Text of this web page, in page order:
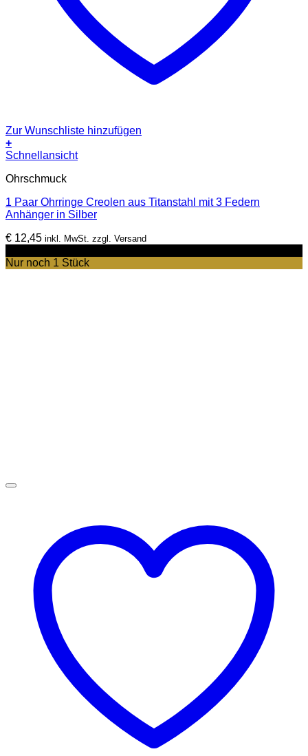
Zur Wunschliste hinzufügen
+
Schnellansicht
Ohrschmuck
1 Paar Ohrringe Creolen aus Titanstahl mit 3 Federn
Anhänger in Silber
€ 12,45 inkl. MwSt. zzgl. Versand
Nur noch 1 Stück